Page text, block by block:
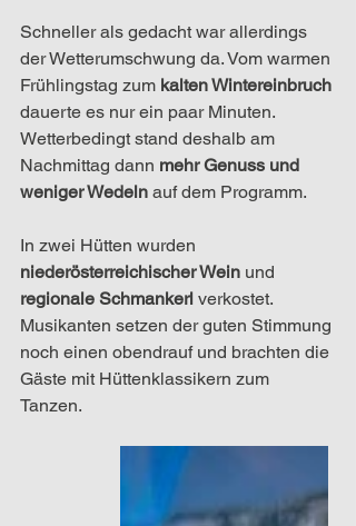
Schneller als gedacht war allerdings
der Wetterumschwung da. Vom warmen
Frühlingstag zum kalten Wintereinbruch
dauerte es nur ein paar Minuten.
Wetterbedingt stand deshalb am
Nachmittag dann mehr Genuss und
weniger Wedeln auf dem Programm.
In zwei Hütten wurden
niederösterreichischer Wein und
regionale Schmankerl verkostet.
Musikanten setzen der guten Stimmung
noch einen obendrauf und brachten die
Gäste mit Hüttenklassikern zum
Tanzen.